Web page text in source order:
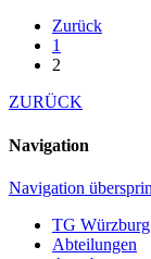
Zurück
1
2
ZURÜCK
Navigation
Navigation
TG Würzburg
Abteilungen